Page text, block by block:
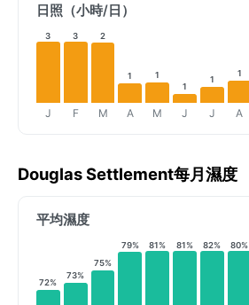
日照（小時/日）
3
J
3
F
2
M
1
A
1
M
1
J
1
J
1
A
Douglas Settlement每月濕度
平均濕度
72%
73%
75%
79% 81% 81% 82% 80%